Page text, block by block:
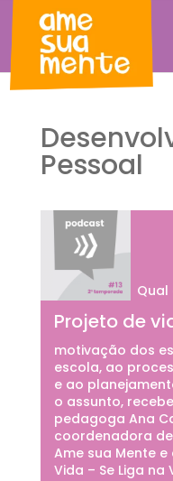
Pessoal
Projeto de
motivação dos
escola, ao
e ao
o assunto,
pedagoga Ana
coordenadora
Ame sua Mente
Vida – Se Liga na